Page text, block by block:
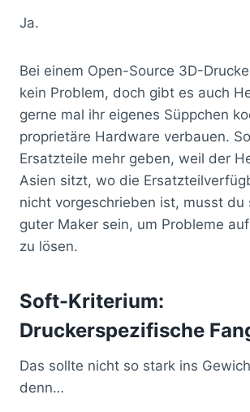
Ja.
Bei einem Open-Source 3D-
kein Problem, doch gibt es auch
gerne mal ihr eigenes Süppchen
proprietäre Hardware verbauen.
Ersatzteile mehr geben, weil der
Asien sitzt, wo die
nicht vorgeschrieben ist, musst du
guter Maker sein, um Probleme
zu lösen.
Soft-Kriterium:
Druckerspezifische
Das sollte nicht so stark ins
denn…